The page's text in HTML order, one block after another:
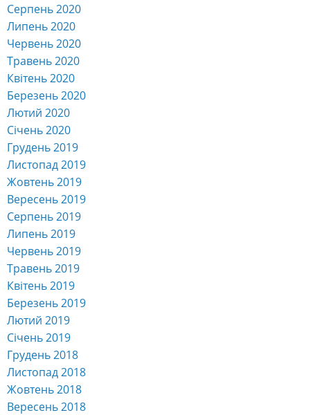
Серпень 2020
Липень 2020
Червень 2020
Травень 2020
Квітень 2020
Березень 2020
Лютий 2020
Січень 2020
Грудень 2019
Листопад 2019
Жовтень 2019
Вересень 2019
Серпень 2019
Липень 2019
Червень 2019
Травень 2019
Квітень 2019
Березень 2019
Лютий 2019
Січень 2019
Грудень 2018
Листопад 2018
Жовтень 2018
Вересень 2018